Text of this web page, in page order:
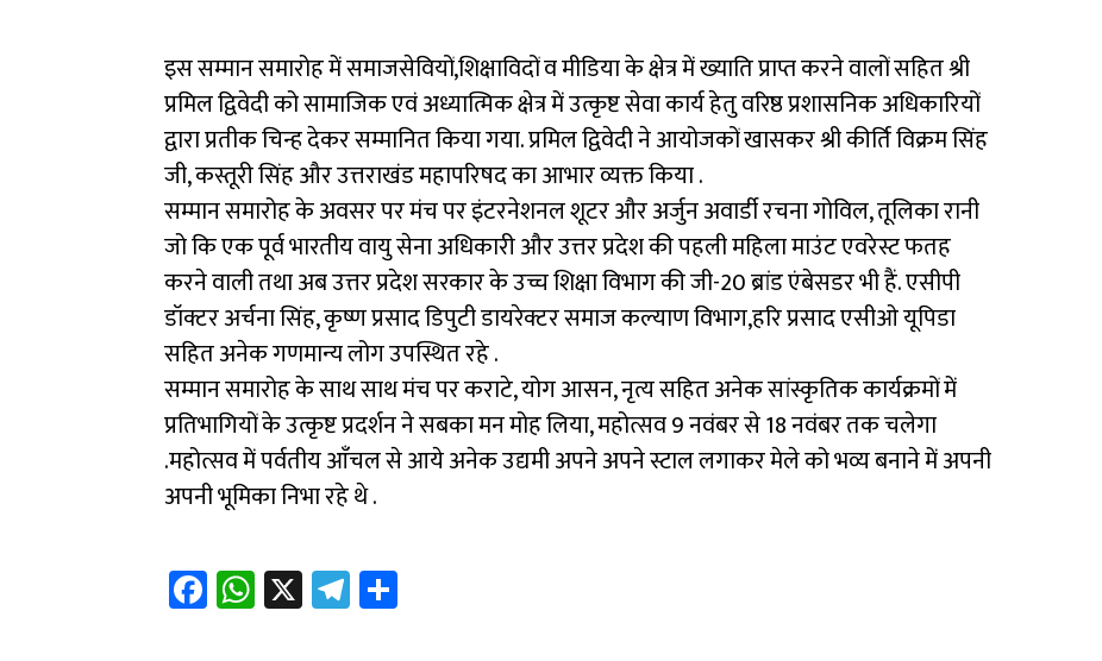
इस सम्मान समारोह में समाजसेवियों,शिक्षाविदों व मीडिया के क्षेत्र में ख्याति प्राप्त करने वालों सहित श्री
प्रमिल द्विवेदी को सामाजिक एवं अध्यात्मिक क्षेत्र में उत्कृष्ट सेवा कार्य हेतु वरिष्ठ प्रशासनिक अधिकारियों
द्वारा प्रतीक चिन्ह देकर सम्मानित किया गया. प्रमिल द्विवेदी ने आयोजकों खासकर श्री कीर्ति विक्रम सिंह
जी, कस्तूरी सिंह और उत्तराखंड महापरिषद का आभार व्यक्त किया .
सम्मान समारोह के अवसर पर मंच पर इंटरनेशनल शूटर और अर्जुन अवार्डी रचना गोविल, तूलिका रानी
जो कि एक पूर्व भारतीय वायु सेना अधिकारी और उत्तर प्रदेश की पहली महिला माउंट एवरेस्ट फतह
करने वाली तथा अब उत्तर प्रदेश सरकार के उच्च शिक्षा विभाग की जी-20 ब्रांड एंबेसडर भी हैं. एसीपी
डॉक्टर अर्चना सिंह, कृष्ण प्रसाद डिपुटी डायरेक्टर समाज कल्याण विभाग,हरि प्रसाद एसीओ यूपिडा
सहित अनेक गणमान्य लोग उपस्थित रहे .
सम्मान समारोह के साथ साथ मंच पर कराटे, योग आसन, नृत्य सहित अनेक सांस्कृतिक कार्यक्रमों में
प्रतिभागियों के उत्कृष्ट प्रदर्शन ने सबका मन मोह लिया, महोत्सव 9 नवंबर से 18 नवंबर तक चलेगा
.महोत्सव में पर्वतीय आँचल से आये अनेक उद्यमी अपने अपने स्टाल लगाकर मेले को भव्य बनाने में अपनी
अपनी भूमिका निभा रहे थे .
Fa
ce
W
h
X Te
le